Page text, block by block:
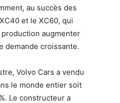
au succès des
et le XC60, qui
augmenter
demande croissante.
Volvo Cars a vendu
le monde entier soit
Le constructeur a